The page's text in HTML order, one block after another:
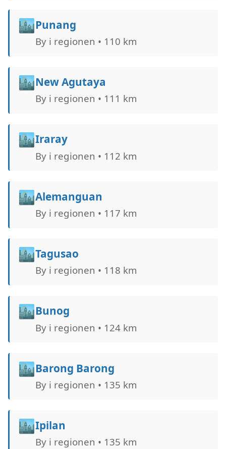
🏙️Punang
By i regionen • 110 km
🏙️New Agutaya
By i regionen • 111 km
🏙️Iraray
By i regionen • 112 km
🏙️Alemanguan
By i regionen • 117 km
🏙️Tagusao
By i regionen • 118 km
🏙️Bunog
By i regionen • 124 km
🏙️Barong Barong
By i regionen • 135 km
🏙️Ipilan
By i regionen • 135 km